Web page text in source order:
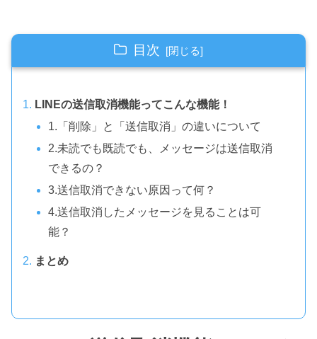
目次
LINEの送信取消機能ってこんな機能！
1.「削除」と「送信取消」の違いについて
2.未読でも既読でも、メッセージは送信取消
できるの？
3.送信取消できない原因って何？
4.送信取消したメッセージを見ることは可
能？
まとめ